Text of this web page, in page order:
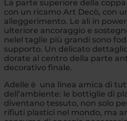
La parte superiore della
con un ricamo Art Decò, con
alleggerimento. Le ali in
ulteriore ancoraggio e
nelel taglie più grandi sono
supporto. Un delicato
dorate al centro della parte
decorativo finale.
Adelle è una linea amica di
dell’ambiente: le bottiglie di
diventano tessuto, non solo
rifiuti plastici nel mondo, ma